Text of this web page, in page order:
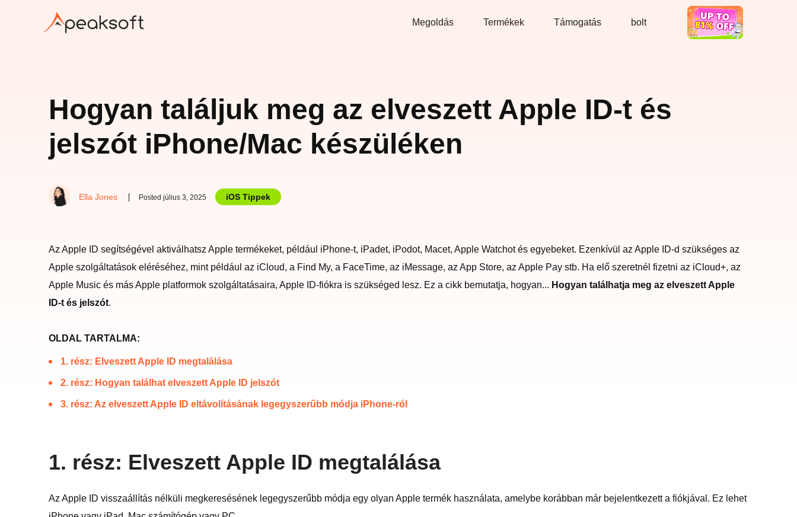
Megoldás Termékek Támogatás bolt
Jó üzlet
Hogyan találjuk meg az elveszett Apple ID-t és
jelszót iPhone/Mac készüléken
Ella Jones Posted július 3, 2025 iOS Tippek
Az Apple ID segítségével aktiválhatsz Apple termékeket, például iPhone-t, iPadet, iPodot, Macet, Apple Watchot és egyebeket. Ezenkívül az Apple ID-d szükséges az
Apple szolgáltatások eléréséhez, mint például az iCloud, a Find My, a FaceTime, az iMessage, az App Store, az Apple Pay stb. Ha elő szeretnél fizetni az iCloud+, az
Apple Music és más Apple platformok szolgáltatásaira, Apple ID-fiókra is szükséged lesz. Ez a cikk bemutatja, hogyan... Hogyan találhatja meg az elveszett Apple
ID-t és jelszót.
OLDAL TARTALMA:
1. rész: Elveszett Apple ID megtalálása
2. rész: Hogyan találhat elveszett Apple ID jelszót
3. rész: Az elveszett Apple ID eltávolításának legegyszerűbb módja iPhone-ról
1. rész: Elveszett Apple ID megtalálása
Az Apple ID visszaállítás nélküli megkeresésének legegyszerűbb módja egy olyan Apple termék használata, amelybe korábban már bejelentkezett a fiókjával. Ez lehet